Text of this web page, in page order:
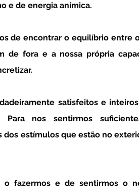
e de energia anímica.
de fora e a nossa própria
Para nos sentirmos
estímulos que estão no